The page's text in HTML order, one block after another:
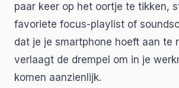
paar keer op het oortje te tikken,
favoriete focus-playlist of
dat je je smartphone hoeft aan te
verlaagt de drempel om in je
komen aanzienlijk.